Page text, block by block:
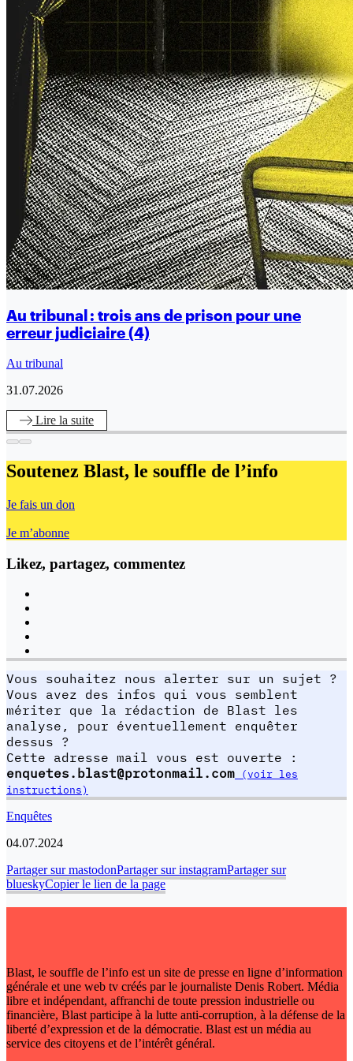
Au tribunal : trois ans de prison pour une
erreur judiciaire (4)
Au tribunal
31.07.2026
Lire la suite
Soutenez Blast, le souffle de l’info
Je fais un don
Je m’abonne
Likez, partagez, commentez
Vous souhaitez nous alerter sur un sujet ?
Vous avez des infos qui vous semblent
mériter que la rédaction de Blast les
analyse, pour éventuellement enquêter
dessus ?
Cette adresse mail vous est ouverte :
enquetes.blast@protonmail.com (voir les
instructions)
Enquêtes
04.07.2024
Partager sur mastodonPartager sur instagramPartager sur
blueskyCopier le lien de la page
Blast, le souffle de l’info est un site de presse en ligne d’information
générale et une web tv créés par le journaliste Denis Robert. Média
libre et indépendant, affranchi de toute pression industrielle ou
financière, Blast participe à la lutte anti-corruption, à la défense de la
liberté d’expression et de la démocratie. Blast est un média au
service des citoyens et de l’intérêt général.